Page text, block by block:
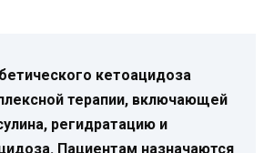
кетоацидоза
терапии, включающей
регидратацию и
Пациентам назначаются